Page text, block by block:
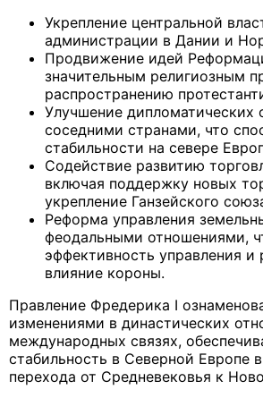
Укрепление центральной
администрации в Дании и
Продвижение идей
значительным религиозным
распространению
Улучшение дипломатических
соседними странами, что
стабильности на севере
Содействие развитию
включая поддержку новых
укрепление Ганзейского
Реформа управления
феодальными отношениями,
эффективность управления и
влияние короны.
Правление Фредерика I
изменениями в династических
международных связях,
стабильность в Северной Европе
перехода от Средневековья к